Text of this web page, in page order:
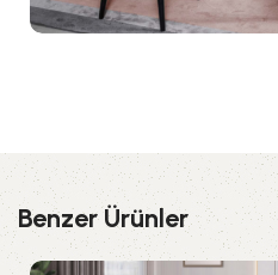
Benzer Ürünler